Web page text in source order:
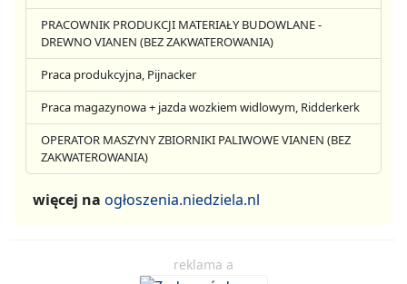
PRACOWNIK PRODUKCJI MATERIAŁY BUDOWLANE -
DREWNO VIANEN (BEZ ZAKWATEROWANIA)
Praca produkcyjna, Pijnacker
Praca magazynowa + jazda wozkiem widlowym, Ridderkerk
OPERATOR MASZYNY ZBIORNIKI PALIWOWE VIANEN (BEZ
ZAKWATEROWANIA)
więcej na ogłoszenia.niedziela.nl
reklama a